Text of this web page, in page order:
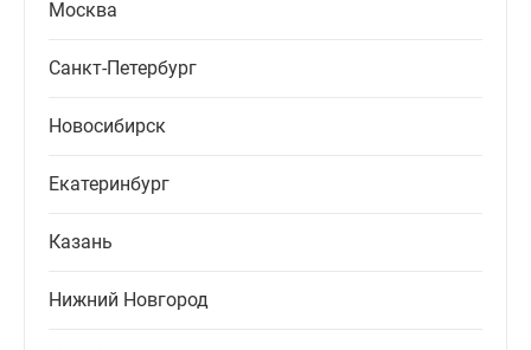
Москва
Санкт-Петербург
Новосибирск
Екатеринбург
Казань
Нижний Новгород